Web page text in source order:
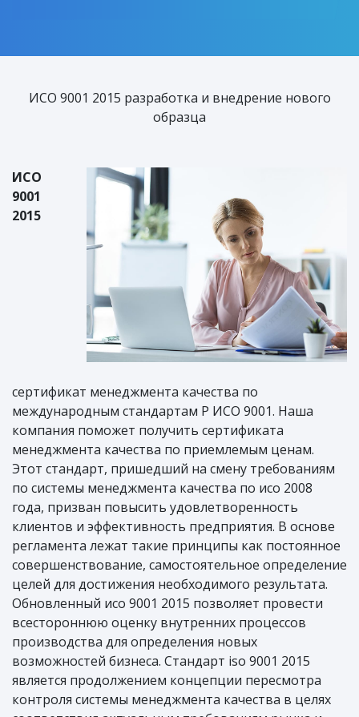
ИСО 9001 2015 разработка и внедрение нового
образца
ИСО
9001
2015
сертификат менеджмента качества по
международным стандартам Р ИСО 9001. Наша
компания поможет получить сертификата
менеджмента качества по приемлемым ценам.
Этот стандарт, пришедший на смену требованиям
по системы менеджмента качества по исо 2008
года, призван повысить удовлетворенность
клиентов и эффективность предприятия. В основе
регламента лежат такие принципы как постоянное
совершенствование, самостоятельное определение
целей для достижения необходимого результата.
Обновленный исо 9001 2015 позволяет провести
всестороннюю оценку внутренних процессов
производства для определения новых
возможностей бизнеса. Стандарт iso 9001 2015
является продолжением концепции пересмотра
контроля системы менеджмента качества в целях